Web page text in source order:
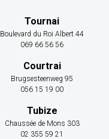
Tournai
Boulevard du Roi Albert 44
069 66 56 56
Courtrai
Brugsesteenweg 95
056 15 19 00
Tubize
Chaussée de Mons 303
02 355 59 21